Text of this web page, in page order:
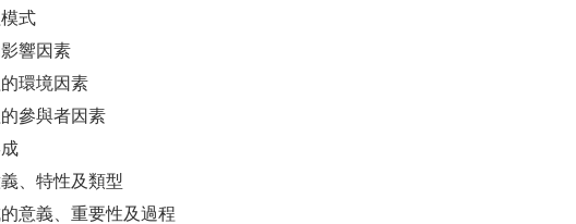
式
響因素
環境因素
參與者因素
、特性及類型
意義、重要性及過程